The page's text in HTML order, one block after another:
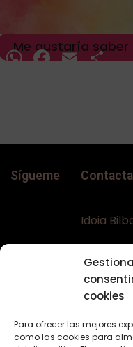
cookies
Para ofrecer las mejores
como las cookies para
Me gustaría saber
Sígueme
Idoia
Email:
Web:
Textos